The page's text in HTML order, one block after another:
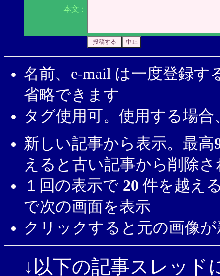
本文：
名前、e-mail は一度登録
省略できます
タグ使用可。使用する場
新しい記事から表示。最高
えると古い記事から削除
１回の表示で 20 件を越え
で次の画面を表示
クリックすると元の画像
↓以下の記事スレッド